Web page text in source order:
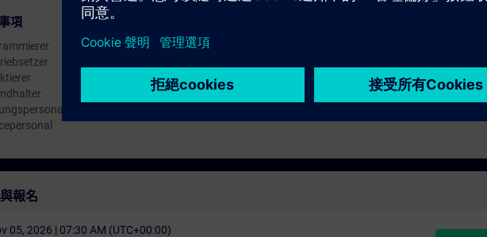
項
報名
05, 2026 | 07:30 AM (UTC+00:00)